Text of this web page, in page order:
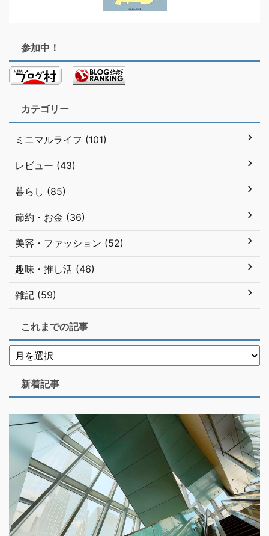
参加中！
カテゴリー
ミニマルライフ (101)
レビュー (43)
暮らし (85)
節約・お金 (36)
美容・ファッション (52)
趣味・推し活 (46)
雑記 (59)
これまでの記事
新着記事